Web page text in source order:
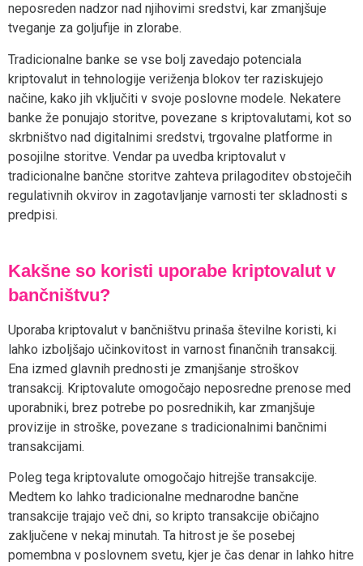
neposreden nadzor nad njihovimi sredstvi, kar zmanjšuje
tveganje za goljufije in zlorabe.
Tradicionalne banke se vse bolj zavedajo potenciala
kriptovalut in tehnologije veriženja blokov ter raziskujejo
načine, kako jih vključiti v svoje poslovne modele. Nekatere
banke že ponujajo storitve, povezane s kriptovalutami, kot so
skrbništvo nad digitalnimi sredstvi, trgovalne platforme in
posojilne storitve. Vendar pa uvedba kriptovalut v
tradicionalne bančne storitve zahteva prilagoditev obstoječih
regulativnih okvirov in zagotavljanje varnosti ter skladnosti s
predpisi.
Kakšne so koristi uporabe kriptovalut v
bančništvu?
Uporaba kriptovalut v bančništvu prinaša številne koristi, ki
lahko izboljšajo učinkovitost in varnost finančnih transakcij.
Ena izmed glavnih prednosti je zmanjšanje stroškov
transakcij. Kriptovalute omogočajo neposredne prenose med
uporabniki, brez potrebe po posrednikih, kar zmanjšuje
provizije in stroške, povezane s tradicionalnimi bančnimi
transakcijami.
Poleg tega kriptovalute omogočajo hitrejše transakcije.
Medtem ko lahko tradicionalne mednarodne bančne
transakcije trajajo več dni, so kripto transakcije običajno
zaključene v nekaj minutah. Ta hitrost je še posebej
pomembna v poslovnem svetu, kjer je čas denar in lahko hitre